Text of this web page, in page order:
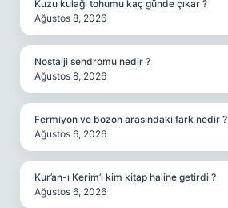
Kuzu kulağı tohumu kaç günde çıkar ?
Ağustos 8, 2026
Nostalji sendromu nedir ?
Ağustos 8, 2026
Fermiyon ve bozon arasındaki fark nedir ?
Ağustos 6, 2026
Kur’an-ı Kerim’i kim kitap haline getirdi ?
Ağustos 6, 2026